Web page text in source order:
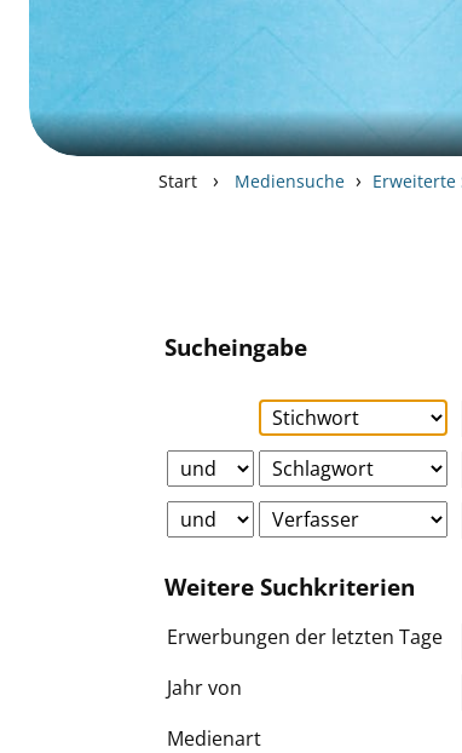
Start › Mediensuche › Erweiterte
Sucheingabe
Weitere Suchkriterien
Erwerbungen der letzten Tage
Jahr von
Medienart